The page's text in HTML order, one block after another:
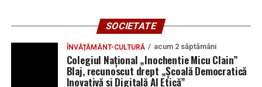
SOCIETATE
ÎNVĂȚĂMÂNT-CULTURĂ acum 2 săptămâni
Colegiul Național „Inochentie Micu Clain”
Blaj, recunoscut drept „Școală Democratică
Inovativă și Digitală AI Etică”